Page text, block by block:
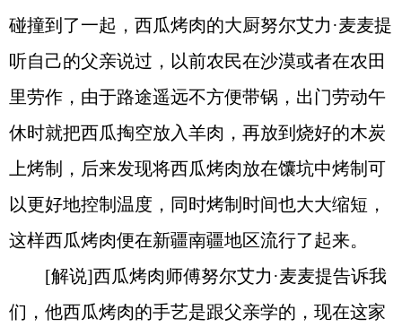
碰撞到了一起，西瓜烤肉的大厨努尔艾力·麦麦提
听自己的父亲说过，以前农民在沙漠或者在农田
里劳作，由于路途遥远不方便带锅，出门劳动午
休时就把西瓜掏空放入羊肉，再放到烧好的木炭
上烤制，后来发现将西瓜烤肉放在馕坑中烤制可
以更好地控制温度，同时烤制时间也大大缩短，
这样西瓜烤肉便在新疆南疆地区流行了起来。
[解说]西瓜烤肉师傅努尔艾力·麦麦提告诉我
们，他西瓜烤肉的手艺是跟父亲学的，现在这家